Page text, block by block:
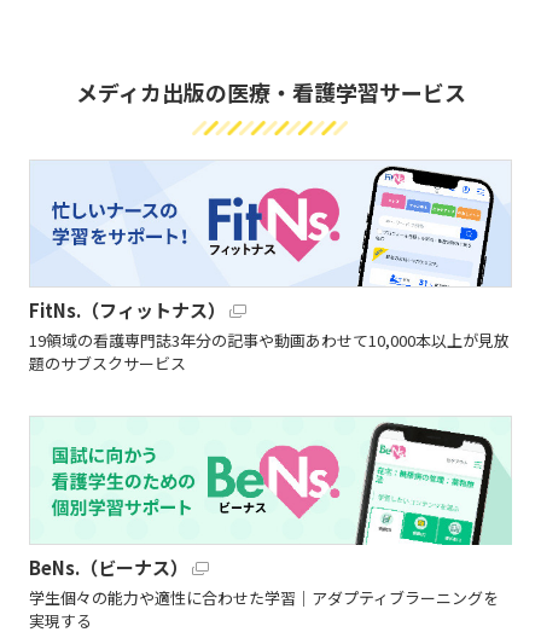
メディカ出版の医療・看護学習サービス
FitNs.（フィットナス）
19領域の看護専門誌3年分の記事や動画あわせて10,000本以上が見放
題のサブスクサービス
BeNs.（ビーナス）
学生個々の能力や適性に合わせた学習｜アダプティブラーニングを
実現する